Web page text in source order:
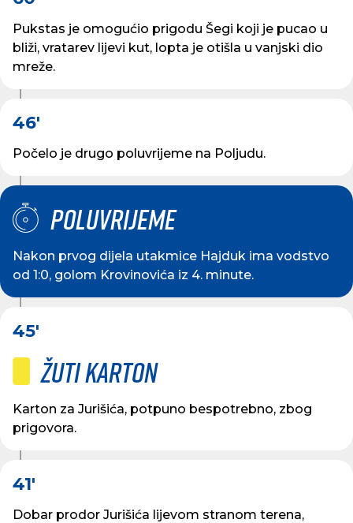
Pukstas je omogućio prigodu Šegi koji je pucao u
bliži, vratarev lijevi kut, lopta je otišla u vanjski dio
mreže.
46'
Počelo je drugo poluvrijeme na Poljudu.
Poluvrijeme
Nakon prvog dijela utakmice Hajduk ima vodstvo
od 1:0, golom Krovinovića iz 4. minute.
45'
Žuti karton
Karton za Jurišića, potpuno bespotrebno, zbog
prigovora.
41'
Dobar prodor Jurišića lijevom stranom terena,